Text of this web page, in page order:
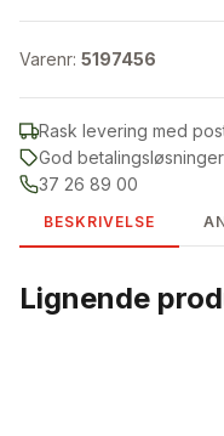
Varenr: 5197456
Rask levering med
God betalingsløsninger
37 26 89 00
BESKRIVELSE
Lignende